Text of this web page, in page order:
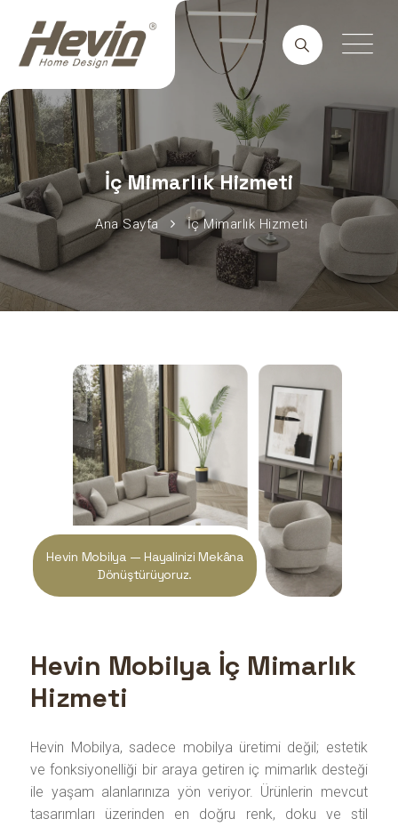
İç Mimarlık Hizmeti
Ana Sayfa İç Mimarlık Hizmeti
Hevin Mobilya — Hayalinizi Mekâna
Dönüştürüyoruz.
Hevin Mobilya İç Mimarlık
Hizmeti
Hevin Mobilya, sadece mobilya üretimi değil; estetik
ve fonksiyonelliği bir araya getiren iç mimarlık desteği
ile yaşam alanlarınıza yön veriyor. Ürünlerin mevcut
tasarımları üzerinden en doğru renk, doku ve stil